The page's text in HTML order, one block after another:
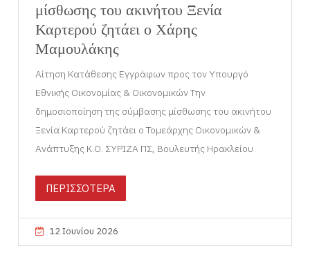
μίσθωσης του ακινήτου Ξενία
Καρτερού ζητάει ο Χάρης
Μαμουλάκης
Αίτηση Κατάθεσης Εγγράφων προς τον Υπουργό
Εθνικής Οικονομίας & Οικονομικών Την
δημοσιοποίηση της σύμβασης μίσθωσης του ακινήτου
Ξενία Καρτερού ζητάει ο Τομεάρχης Οικονομικών &
Ανάπτυξης Κ.Ο. ΣΥΡΙΖΑ ΠΣ, Βουλευτής Ηρακλείου
ΠΕΡΙΣΣΟΤΕΡΑ
12 Ιουνίου 2026